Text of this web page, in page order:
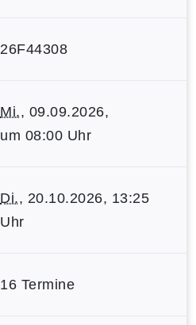
26F44308
Mi., 09.09.2026,
um 08:00 Uhr
Di., 20.10.2026, 13:25
Uhr
16 Termine